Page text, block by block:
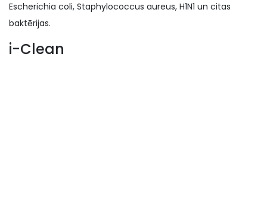
Escherichia coli, Staphylococcus aureus, H1N1 un citas
baktērijas.
i-Clean